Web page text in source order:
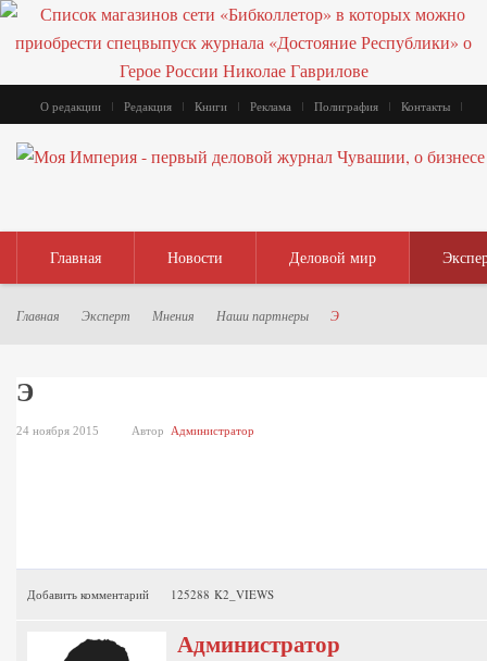
О редакции Редакция Книги Реклама Полиграфия Контакты
Главная Новости Деловой мир
Главная Эксперт Мнения Наши партнеры Э
Э
24 ноября 2015 Автор Администратор
Добавить комментарий 125288 K2_VIEWS
Администратор